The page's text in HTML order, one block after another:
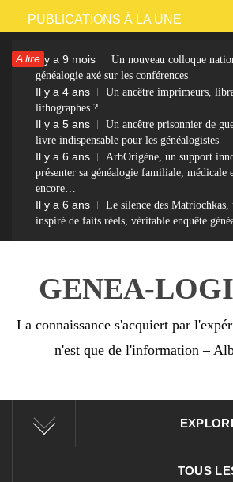
Passer
contenu
PUBLICATIONS À LA UNE
A lireIl y a 9 mois
Un nouveau colloque
généalogie axé sur les conférences
Il y a 4 ans
Un ancêtre imprimeurs,
lithographes ?
Il y a 5 ans
Un ancêtre prisonnier de
livre indispensable pour les généalogistes
Il y a 6 ans
ArbOrigène, un support
présenter sa généalogie familiale, médicale
encore…
Il y a 6 ans
Le silence des Matriochkas,
inspiré de faits réels, véritable enquête
GENEA-
La connaissance s'acquiert par
n'est que de l'information –
TOUS